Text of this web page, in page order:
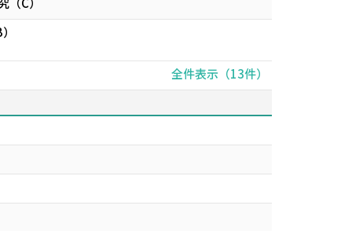
全件表示（13件）